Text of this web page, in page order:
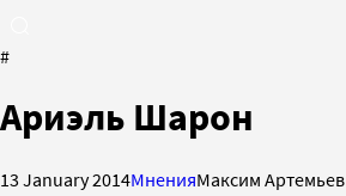
#
Ариэль Шарон
13 January 2014МненияМаксим Артемьев